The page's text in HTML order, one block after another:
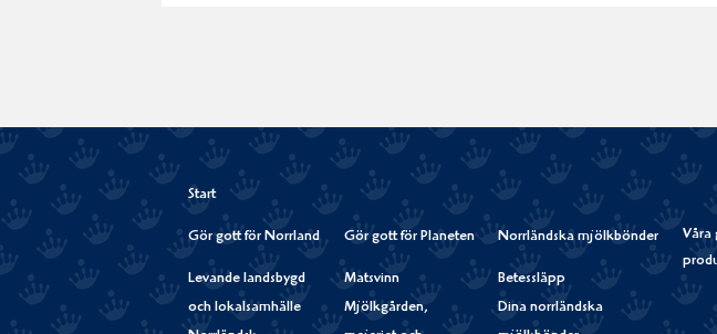
Start
Gör gott för Norrland
Levande landsbygd
och lokalsamhälle
Gör gott för Planeten
Matsvinn
Mjölkgården,
Norrländska mjölkbönder
Betessläpp
Dina norrländska
Våra